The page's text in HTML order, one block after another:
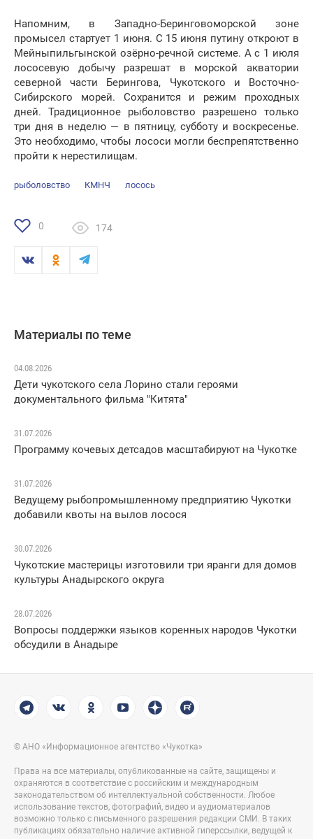
Напомним, в Западно-Беринговоморской зоне
промысел стартует 1 июня. С 15 июня путину откроют в
Мейныпильгынской озёрно-речной системе. А с 1 июля
лососевую добычу разрешат в морской акватории
северной части Берингова, Чукотского и Восточно-
Сибирского морей. Сохранится и режим проходных
дней. Традиционное рыболовство разрешено только
три дня в неделю — в пятницу, субботу и воскресенье.
Это необходимо, чтобы лососи могли беспрепятственно
пройти к нерестилищам.
рыболовство КМНЧ лосось
0 174
Материалы по теме
04.08.2026
Дети чукотского села Лорино стали героями
документального фильма "Китята"
31.07.2026
Программу кочевых детсадов масштабируют на Чукотке
31.07.2026
Ведущему рыбопромышленному предприятию Чукотки
добавили квоты на вылов лосося
30.07.2026
Чукотские мастерицы изготовили три яранги для домов
культуры Анадырского округа
28.07.2026
Вопросы поддержки языков коренных народов Чукотки
обсудили в Анадыре
© АНО «Информационное агентство «Чукотка»
Права на все материалы, опубликованные на сайте, защищены и
охраняются в соответствие с российским и международным
законодательством об интеллектуальной собственности. Любое
использование текстов, фотографий, видео и аудиоматериалов
возможно только с письменного разрешения редакции СМИ. В таких
публикациях обязательно наличие активной гиперссылки, ведущей к